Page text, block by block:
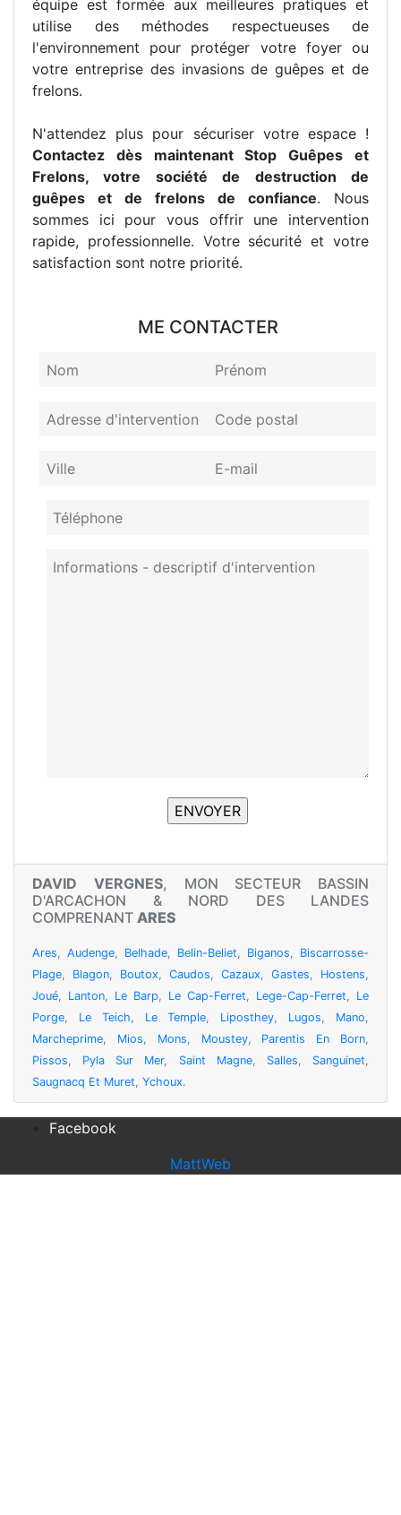
équipe est formée aux meilleures pratiques et
utilise des méthodes respectueuses de
l'environnement pour protéger votre foyer ou
votre entreprise des invasions de guêpes et de
frelons.
N'attendez plus pour sécuriser votre espace !
Contactez dès maintenant Stop Guêpes et
Frelons, votre société de destruction de
guêpes et de frelons de confiance. Nous
sommes ici pour vous offrir une intervention
rapide, professionnelle. Votre sécurité et votre
satisfaction sont notre priorité.
ME CONTACTER
DAVID VERGNES, MON SECTEUR BASSIN
D'ARCACHON & NORD DES LANDES
COMPRENANT ARES
Ares, Audenge, Belhade, Belin-Beliet, Biganos, Biscarrosse-
Plage, Blagon, Boutox, Caudos, Cazaux, Gastes, Hostens,
Joué, Lanton, Le Barp, Le Cap-Ferret, Lege-Cap-Ferret, Le
Porge, Le Teich, Le Temple, Liposthey, Lugos, Mano,
Marcheprime, Mios, Mons, Moustey, Parentis En Born,
Pissos, Pyla Sur Mer, Saint Magne, Salles, Sanguinet,
Saugnacq Et Muret, Ychoux.
Facebook
MattWeb